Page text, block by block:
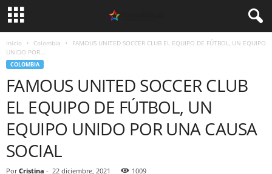
Inicio Colombia
FAMOUS UNITED SOCCER CLUB EL EQUIPO DE FÚTBOL, UN EQUIPO
UNIDO POR...
COLOMBIA
FAMOUS UNITED SOCCER CLUB
EL EQUIPO DE FÚTBOL, UN
EQUIPO UNIDO POR UNA CAUSA
SOCIAL
Por Cristina - 22 diciembre, 2021 1009